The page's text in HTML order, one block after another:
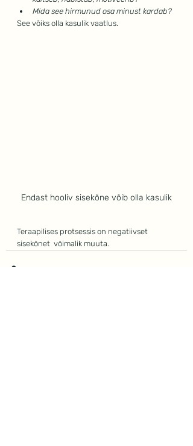
Mida see hirmunud osa minust kardab?
See võiks olla kasulik vaatlus.
Endast hooliv sisekõne võib olla kasulik
Teraapilises protsessis on negatiivset
sisekõnet  võimalik muuta.